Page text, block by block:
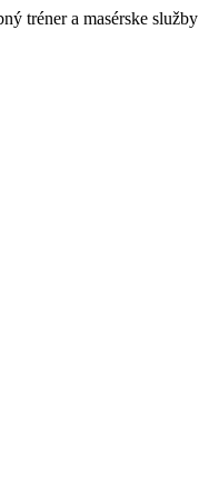
tréner a masérske služby